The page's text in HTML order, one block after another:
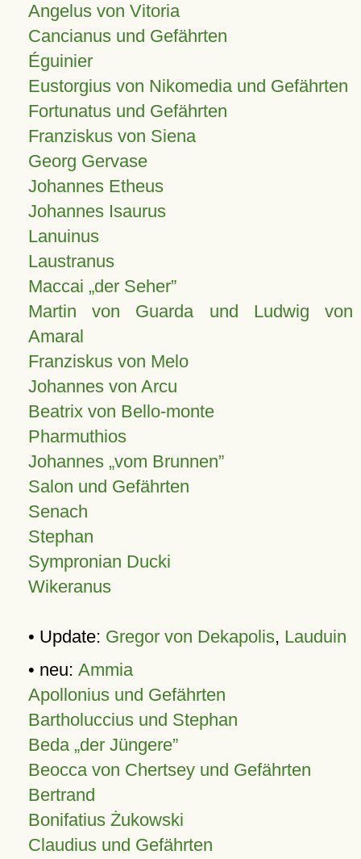
Angelus von Vitoria
Cancianus und Gefährten
Éguinier
Eustorgius von Nikomedia und Gefährten
Fortunatus und Gefährten
Franziskus von Siena
Georg Gervase
Johannes Etheus
Johannes Isaurus
Lanuinus
Laustranus
Maccai „der Seher”
Martin von Guarda und Ludwig von
Amaral
Franziskus von Melo
Johannes von Arcu
Beatrix von Bello-monte
Pharmuthios
Johannes vom Brunnen
Salon und Gefährten
Senach
Stephan
Sympronian Ducki
Wikeranus
• Update: Gregor von Dekapolis, Lauduin
• neu: Ammia
Apollonius und Gefährten
Bartholuccius und Stephan
Beda „der Jüngere”
Beocca von Chertsey und Gefährten
Bertrand
Bonifatius Żukowski
Claudius und Gefährten